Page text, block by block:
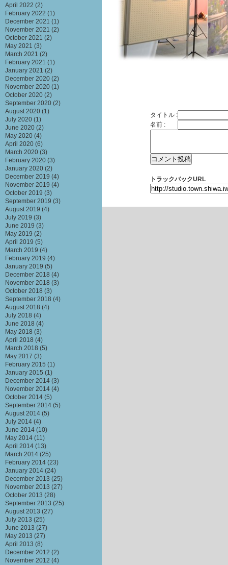
タイトル :
名前 :
トラックバックURL
April 2022 (2)
February 2022 (1)
December 2021 (1)
November 2021 (2)
October 2021 (2)
May 2021 (3)
March 2021 (2)
February 2021 (1)
January 2021 (2)
December 2020 (2)
November 2020 (1)
October 2020 (2)
September 2020 (2)
August 2020 (1)
July 2020 (1)
June 2020 (2)
May 2020 (4)
April 2020 (6)
March 2020 (3)
February 2020 (3)
January 2020 (2)
December 2019 (4)
November 2019 (4)
October 2019 (3)
September 2019 (3)
August 2019 (4)
July 2019 (3)
June 2019 (3)
May 2019 (2)
April 2019 (5)
March 2019 (4)
February 2019 (4)
January 2019 (5)
December 2018 (4)
November 2018 (3)
October 2018 (3)
September 2018 (4)
August 2018 (4)
July 2018 (4)
June 2018 (4)
May 2018 (3)
April 2018 (4)
March 2018 (5)
May 2017 (3)
February 2015 (1)
January 2015 (1)
December 2014 (3)
November 2014 (4)
October 2014 (5)
September 2014 (5)
August 2014 (5)
July 2014 (4)
June 2014 (10)
May 2014 (11)
April 2014 (13)
March 2014 (25)
February 2014 (23)
January 2014 (24)
December 2013 (25)
November 2013 (27)
October 2013 (28)
September 2013 (25)
August 2013 (27)
July 2013 (25)
June 2013 (27)
May 2013 (27)
April 2013 (8)
December 2012 (2)
November 2012 (4)